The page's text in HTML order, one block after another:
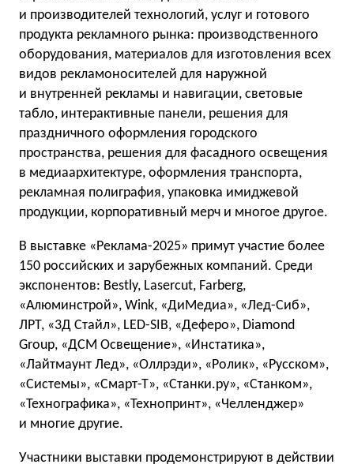
и производителей технологий, услуг и готового
продукта рекламного рынка: производственного
оборудования, материалов для изготовления всех
видов рекламоносителей для наружной
и внутренней рекламы и навигации, световые
табло, интерактивные панели, решения для
праздничного оформления городского
пространства, решения для фасадного освещения
в медиаархитектуре, оформления транспорта,
рекламная полиграфия, упаковка имиджевой
продукции, корпоративный мерч и многое другое.
В выставке «Реклама-2025» примут участие более
150 российских и зарубежных компаний. Среди
экспонентов: Bestly, Lasercut, Farberg,
«Алюминстрой», Wink, «ДиМедиа», «Лед-Сиб»,
ЛРТ, «3Д Стайл», LED-SIB, «Деферо», Diamond
Group, «ДСМ Освещение», «Инстатика»,
«Лайтмаунт Лед», «Оллрэди», «Ролик», «Русском»,
«Системы», «Смарт-Т», «Станки.ру», «Станком»,
«Технографика», «Технопринт», «Челленджер»
и многие другие.
Участники выставки продемонстрируют в действии